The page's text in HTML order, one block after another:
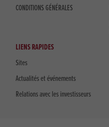
CONDITIONS GÉNÉRALES
LIENS RAPIDES
Sites
Actualités et événements
Relations avec les investisseurs